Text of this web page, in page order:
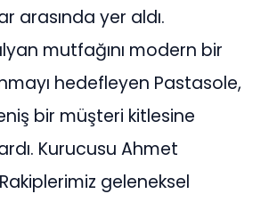
arasında yer aldı.
mutfağını modern bir
hedefleyen Pastasole,
bir müşteri kitlesine
Kurucusu Ahmet
geleneksel